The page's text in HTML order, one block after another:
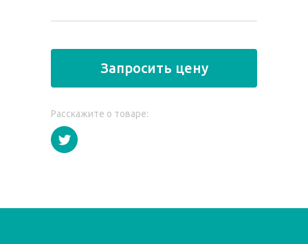
Запросить цену
Расскажите о товаре: